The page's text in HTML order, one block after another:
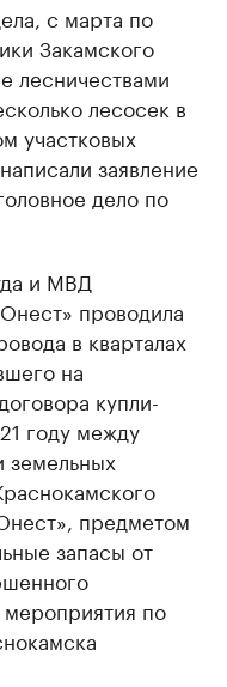
с марта по
Закамского
лесничествами
лесосек в
участковых
заявление
дело по
и МВД
проводила
в кварталах
на
купли-
году между
земельных
предметом
запасы от
по